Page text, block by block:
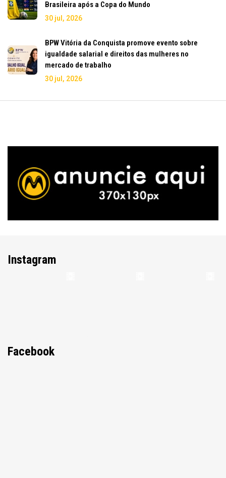
Brasileira após a Copa do Mundo
30 jul, 2026
BPW Vitória da Conquista promove evento sobre
igualdade salarial e direitos das mulheres no
mercado de trabalho
30 jul, 2026
Instagram
Facebook